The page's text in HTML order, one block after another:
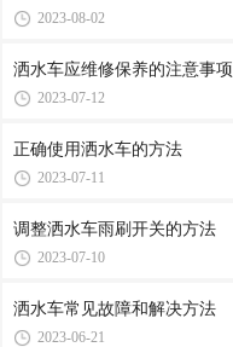
2023-08-02
洒水车应维修保养的注意事项
2023-07-12
正确使用洒水车的方法
2023-07-11
调整洒水车雨刷开关的方法
2023-07-10
洒水车常见故障和解决方法
2023-06-21